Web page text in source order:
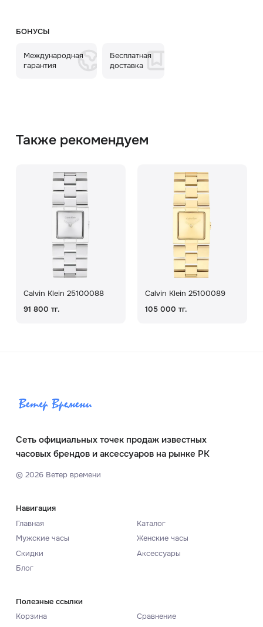
БОНУСЫ
Международная
гарантия
Бесплатная
доставка
Также рекомендуем
Calvin Klein 25100088
91 800 тг.
Calvin Klein 25100089
105 000 тг.
Сеть официальных точек продаж известных
часовых брендов и аксессуаров на рынке РК
© 2026Ветер времени
Навигация
Главная
Каталог
Мужские часы
Женские часы
Скидки
Аксессуары
Блог
Полезные ссылки
Корзина
Сравнение